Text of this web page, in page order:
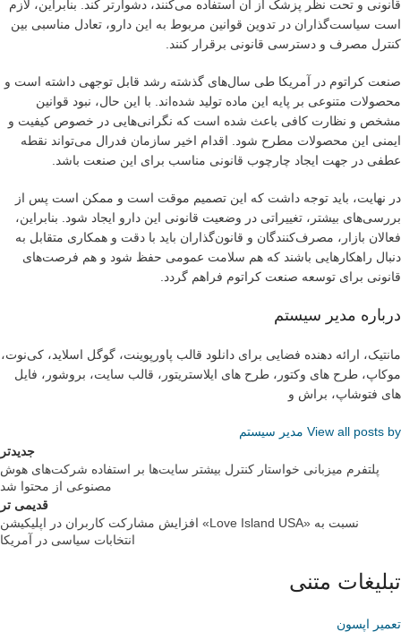
قانونی و تحت نظر پزشک از آن استفاده می‌کنند، دشوارتر کند. بنابراین، لازم
است سیاست‌گذاران در تدوین قوانین مربوط به این دارو، تعادل مناسبی بین
کنترل مصرف و دسترسی قانونی برقرار کنند.
صنعت کراتوم در آمریکا طی سال‌های گذشته رشد قابل توجهی داشته است و
محصولات متنوعی بر پایه این ماده تولید شده‌اند. با این حال، نبود قوانین
مشخص و نظارت کافی باعث شده است که نگرانی‌هایی در خصوص کیفیت و
ایمنی این محصولات مطرح شود. اقدام اخیر سازمان فدرال می‌تواند نقطه
عطفی در جهت ایجاد چارچوب قانونی مناسب برای این صنعت باشد.
در نهایت، باید توجه داشت که این تصمیم موقت است و ممکن است پس از
بررسی‌های بیشتر، تغییراتی در وضعیت قانونی این دارو ایجاد شود. بنابراین،
فعالان بازار، مصرف‌کنندگان و قانون‌گذاران باید با دقت و همکاری متقابل به
دنبال راهکارهایی باشند که هم سلامت عمومی حفظ شود و هم فرصت‌های
قانونی برای توسعه صنعت کراتوم فراهم گردد.
درباره مدیر سیستم
مانتیک، ارائه دهنده فضایی برای دانلود قالب پاورپوینت، گوگل اسلاید، کی‌نوت،
موکاپ، طرح های وکتور، طرح های ایلاستریتور، قالب سایت، بروشور، فایل
های فتوشاپ، براش و
View all posts by مدیر سیستم
جدیدتر
پلتفرم میزبانی خواستار کنترل بیشتر سایت‌ها بر استفاده شرکت‌های هوش
مصنوعی از محتوا شد
قدیمی تر
افزایش مشارکت کاربران در اپلیکیشن «Love Island USA» نسبت به
انتخابات سیاسی در آمریکا
تبلیغات متنی
تعمیر اپسون